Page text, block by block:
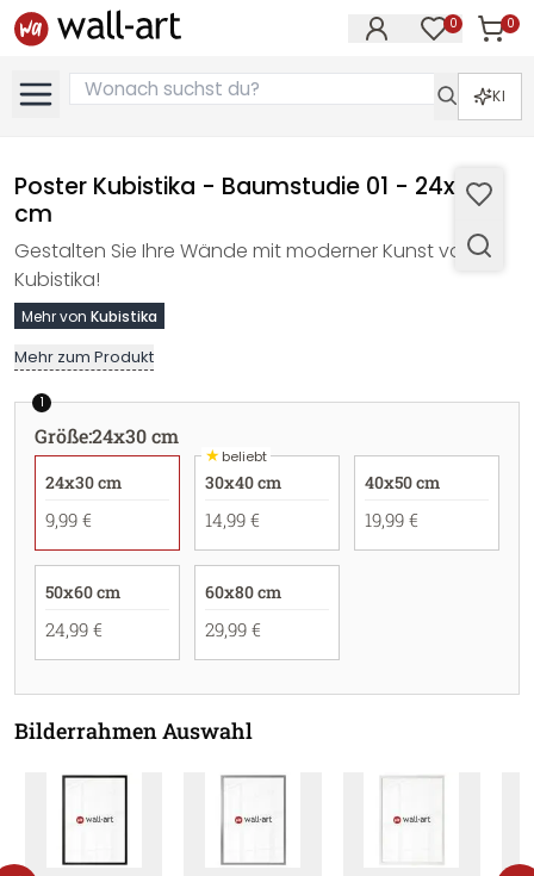
0 0
KI
Poster Kubistika - Baumstudie 01 - 24x30
cm
Gestalten Sie Ihre Wände mit moderner Kunst von
Kubistika!
Mehr von Kubistika
Mehr zum Produkt
1
Größe:24x30 cm
24x30 cm
9,99 €
★beliebt
30x40 cm
14,99 €
40x50 cm
19,99 €
50x60 cm
24,99 €
60x80 cm
29,99 €
Bilderrahmen Auswahl